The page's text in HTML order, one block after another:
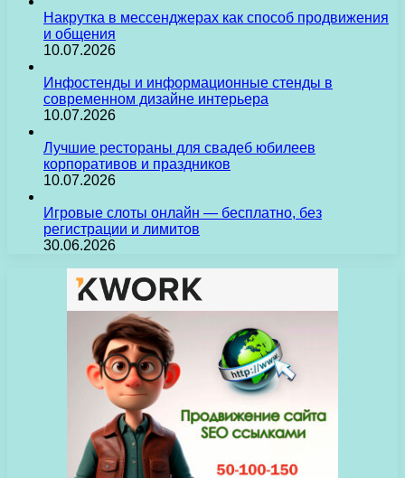
Накрутка в мессенджерах как способ продвижения
и общения
10.07.2026
Инфостенды и информационные стенды в
современном дизайне интерьера
10.07.2026
Лучшие рестораны для свадеб юбилеев
корпоративов и праздников
10.07.2026
Игровые слоты онлайн — бесплатно, без
регистрации и лимитов
30.06.2026